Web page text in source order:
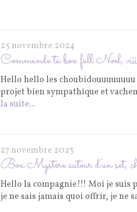
25 novembre 2024
Commande ta box full Noel,
Hello hello les choubidouuuuuuuu
projet bien sympathique et
la suite..
27 novembre 2023
Box Mystère autour d’un set,
Hello la compagnie!!! Moi je suis
je ne sais jamais quoi offrir, je ne